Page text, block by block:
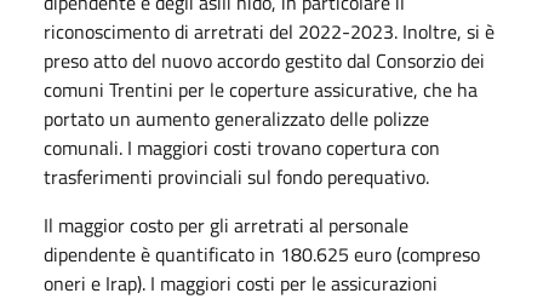
riconoscimento di arretrati del 2022-2023. Inoltre, si è
preso atto del nuovo accordo gestito dal Consorzio dei
comuni Trentini per le coperture assicurative, che ha
portato un aumento generalizzato delle polizze
comunali. I maggiori costi trovano copertura con
trasferimenti provinciali sul fondo perequativo.
Il maggior costo per gli arretrati al personale
dipendente è quantificato in 180.625 euro (compreso
oneri e Irap). I maggiori costi per le assicurazioni